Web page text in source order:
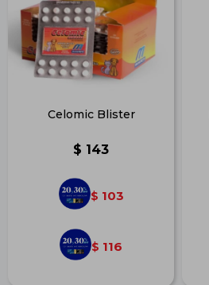
Celomic Blister
$ 143
$ 103
$ 116